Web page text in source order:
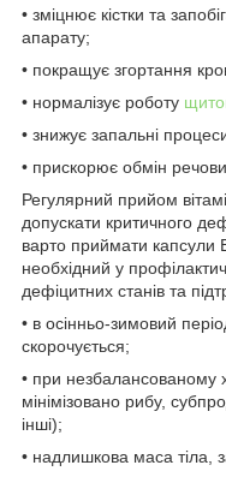
• зміцнює кістки та
апарату;
• покращує згортання
• нормалізує роботу
• знижує запальні
• прискорює обмін
Регулярний прийом
допускати критичного
варто приймати капсули
необхідний у
дефіцитних станів та
• в осінньо-зимовий
скорочується;
• при незбалансованому
мінімізовано рибу,
інші);
• надлишкова маса тіла,